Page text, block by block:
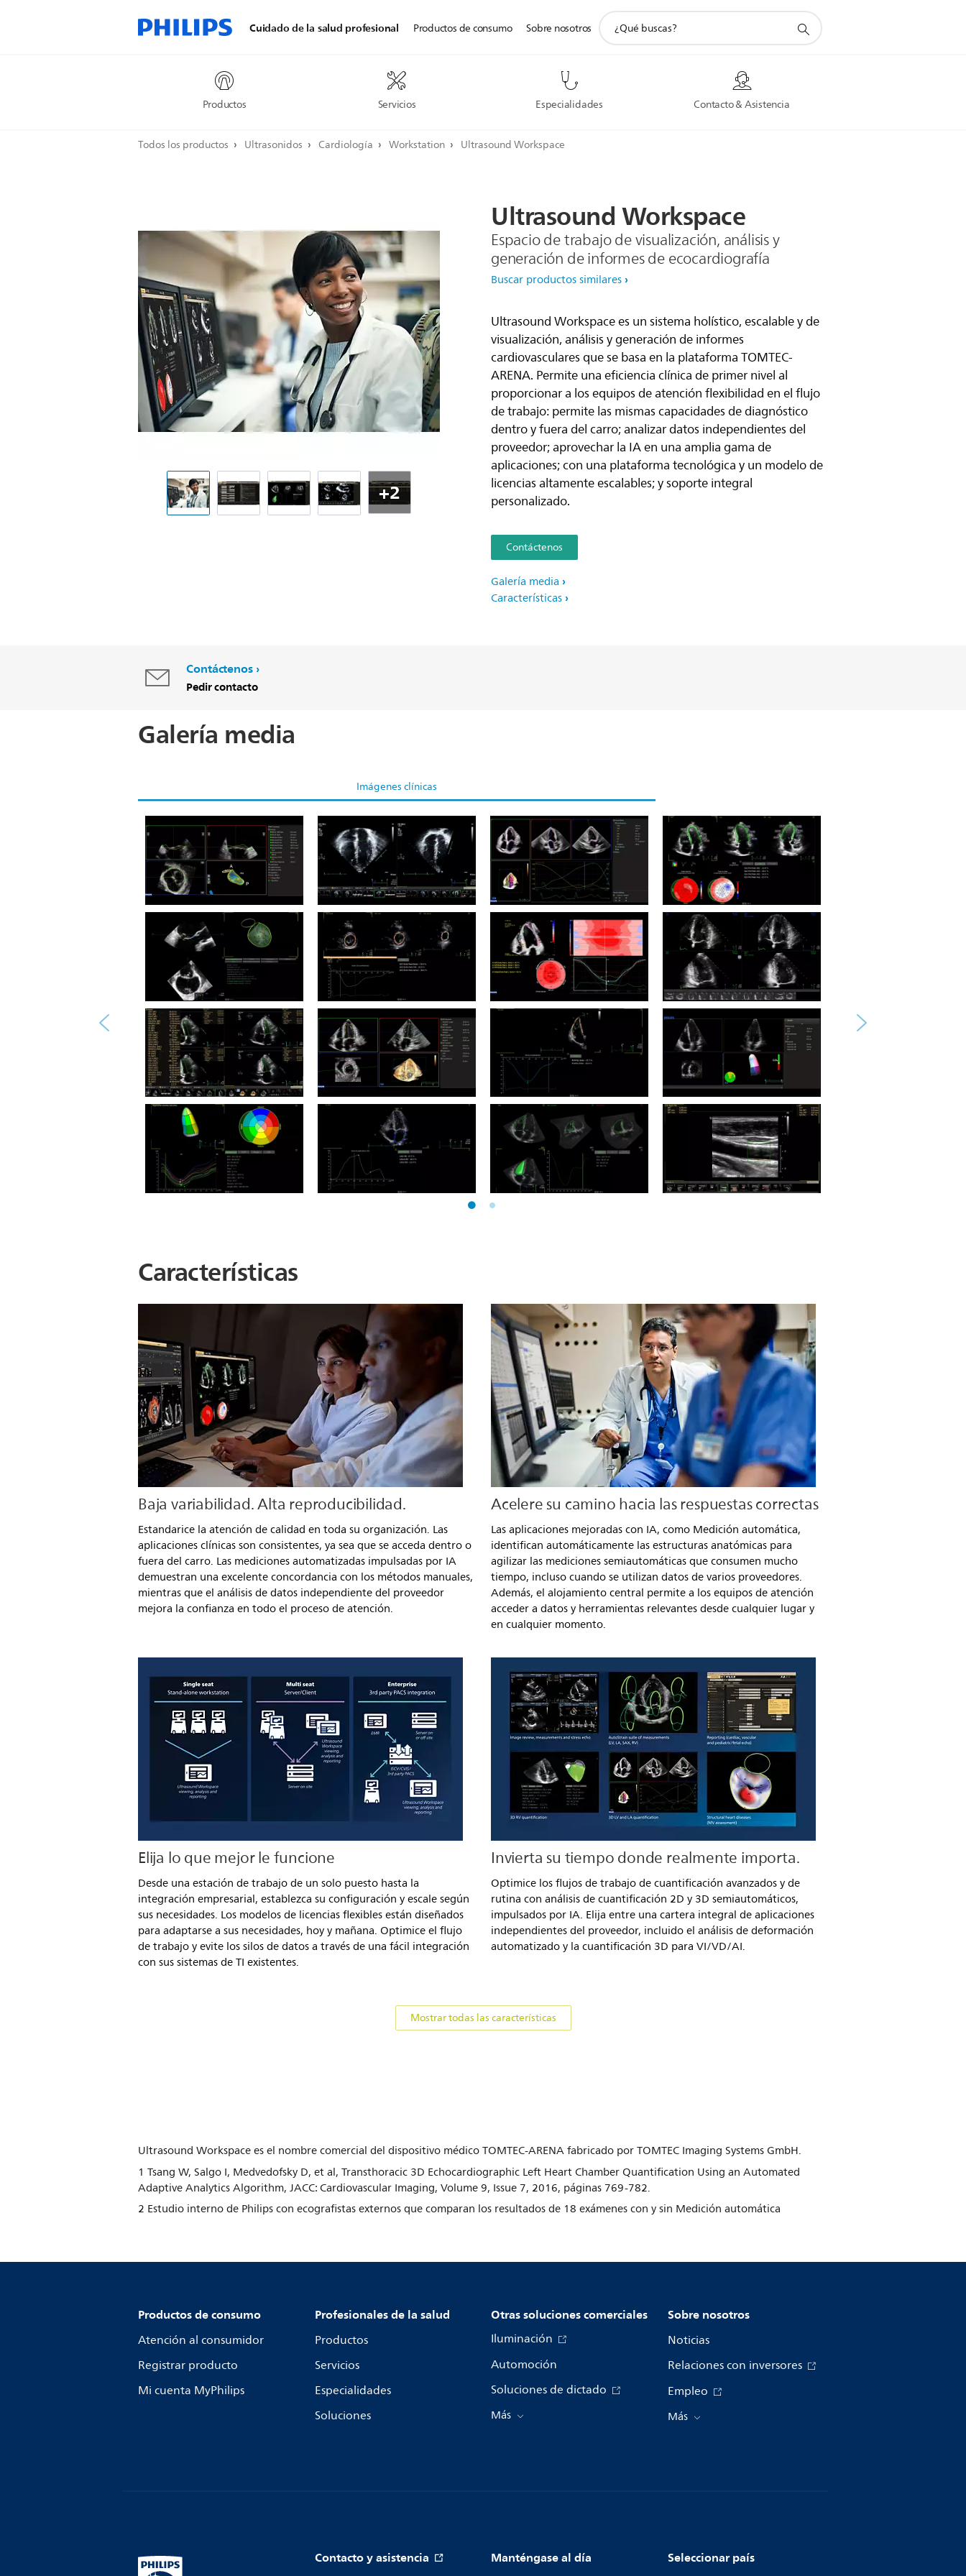
Cuidado de la salud profesional
Productos Servicios Especialidades Contacto & Asistencia
Productos de consumo Sobre nosotros
Todos los productos Ultrasonidos Cardiología Workstation Ultrasound Workspace
+2
UltrasoundWorkspace
Espacio de trabajo de visualización, análisis y
generación de informes de ecocardiografía
Buscar productos similares
Ultrasound Workspace es un sistema holístico, escalable y de
visualización, análisis y generación de informes
cardiovasculares que se basa en la plataforma TOMTEC-
ARENA. Permite una eficiencia clínica de primer nivel al
proporcionar a los equipos de atención flexibilidad en el flujo
de trabajo: permite las mismas capacidades de diagnóstico
dentro y fuera del carro; analizar datos independientes del
proveedor; aprovechar la IA en una amplia gama de
aplicaciones; con una plataforma tecnológica y un modelo de
licencias altamente escalables; y soporte integral
personalizado.
Contáctenos
Galería media
Características
Contáctenos
Pedir contacto
Galería media
Imágenes clínicas
Ultrasound Workspace
Navegador de válvula mitral
Ultrasound Workspace
Medición pediátrica
Ultrasound Workspace
Modelo cardíaco dinámico
Ultrasound Workspace
AutoStrain VI
Ultrasound Workspace 3D
Auto VM
Ultrasound Workspace
AutoStrain SAX
Ultrsound Workspace aCMQ
Ultrasound Workspace
Ecografía de estrés
Ultrasound Workspace
Medición cardíaca
Ultrasound Workspace
Cuantificación 3D
Ultrasound Workspace
AutoStrain VD
Ultrasound Workspace
Cuantificación 3D avanzada
Características
Baja variabilidad. Alta reproducibilidad.
Estandarice la atención de calidad en toda su organización. Las
aplicaciones clínicas son consistentes, ya sea que se acceda dentro o
fuera del carro. Las mediciones automatizadas impulsadas por IA
demuestran una excelente concordancia con los métodos manuales,
mientras que el análisis de datos independiente del proveedor
mejora la confianza en todo el proceso de atención.
Acelere su camino hacia las respuestas correctas
Las aplicaciones mejoradas con IA, como Medición automática,
identifican automáticamente las estructuras anatómicas para
agilizar las mediciones semiautomáticas que consumen mucho
tiempo, incluso cuando se utilizan datos de varios proveedores.
Además, el alojamiento central permite a los equipos de atención
acceder a datos y herramientas relevantes desde cualquier lugar y
en cualquier momento.
Elija lo que mejor le funcione
Desde una estación de trabajo de un solo puesto hasta la
integración empresarial, establezca su configuración y escale según
sus necesidades. Los modelos de licencias flexibles están diseñados
para adaptarse a sus necesidades, hoy y mañana. Optimice el flujo
de trabajo y evite los silos de datos a través de una fácil integración
con sus sistemas de TI existentes.
Invierta su tiempo donde realmente importa.
Optimice los flujos de trabajo de cuantificación avanzados y de
rutina con análisis de cuantificación 2D y 3D semiautomáticos,
impulsados por IA. Elija entre una cartera integral de aplicaciones
independientes del proveedor, incluido el análisis de deformación
automatizado y la cuantificación 3D para VI/VD/AI.
Mostrar todas las características
Ultrasound Workspace es el nombre comercial del dispositivo médico TOMTEC-ARENA fabricado por TOMTEC Imaging Systems GmbH.
1 Tsang W, Salgo I, Medvedofsky D, et al, Transthoracic 3D Echocardiographic Left Heart Chamber Quantification Using an Automated
Adaptive Analytics Algorithm, JACC: Cardiovascular Imaging, Volume 9, Issue 7, 2016, páginas 769-782.
2 Estudio interno de Philips con ecografistas externos que comparan los resultados de 18 exámenes con y sin Medición automática
Productos de consumo
Atención al consumidor
Registrar producto
Mi cuenta MyPhilips
Profesionales de la salud
Productos
Servicios
Especialidades
Soluciones
Otras soluciones comerciales
Iluminación
Automoción
Soluciones de dictado
Más
Sobre nosotros
Noticias
Relaciones con inversores
Empleo
Más
Contacto y asistencia Manténgase al día Seleccionar país